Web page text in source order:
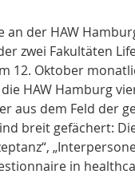
an der HAW
zwei Fakultäten
12. Oktober
HAW Hamburg
aus dem Feld der
breit gefächert:
in